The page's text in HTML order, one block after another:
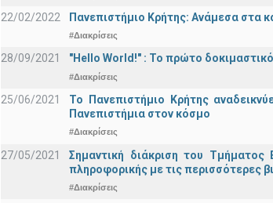
22/02/2022 Πανεπιστήμιο Κρήτης: Ανάμεσα στα
#Διακρίσεις
28/09/2021 "Hello World!" : Το πρώτο
#Διακρίσεις
25/06/2021
Το Πανεπιστήμιο Κρήτης
Πανεπιστήμια στον κόσμο
#Διακρίσεις
27/05/2021
Σημαντική διάκριση του
πληροφορικής με τις περισσότερες
#Διακρίσεις